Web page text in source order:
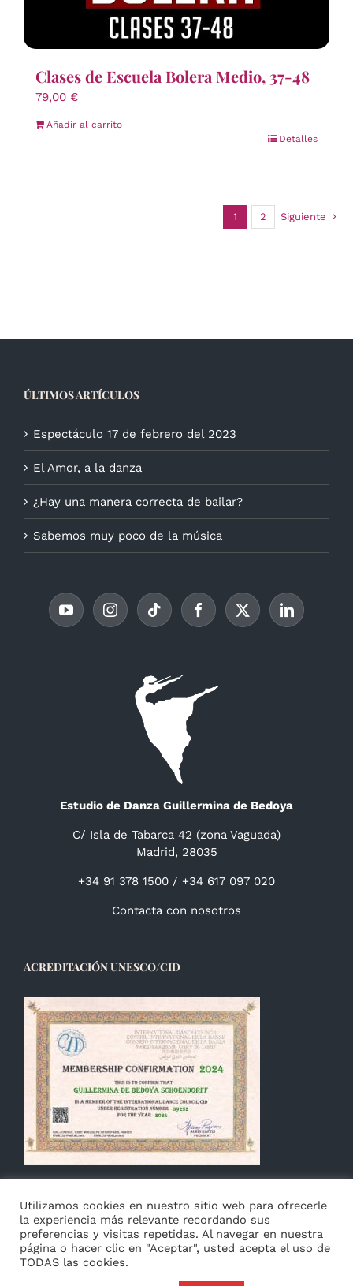
Clases de Escuela Bolera Medio, 37-48
79,00 €
Añadir al carrito
Detalles
1 2 Siguiente
ÚLTIMOS ARTÍCULOS
Espectáculo 17 de febrero del 2023
El Amor, a la danza
¿Hay una manera correcta de bailar?
Sabemos muy poco de la música
Estudio de Danza Guillermina de Bedoya
C/ Isla de Tabarca 42 (zona Vaguada)
Madrid, 28035
+34 91 378 1500 / +34 617 097 020
Contacta con nosotros
ACREDITACIÓN UNESCO/CID
© Copyright 2014 -
Utilizamos cookies en nuestro sitio web para ofrecerle
la experiencia más relevante recordando sus
preferencias y visitas repetidas. Al navegar en nuestra
página o hacer clic en "Aceptar", usted acepta el uso de
TODAS las cookies.